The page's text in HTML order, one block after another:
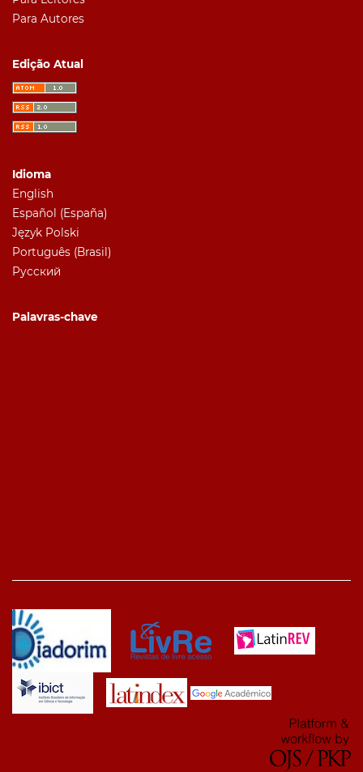
Para Autores
Edição Atual
Idioma
English
Español (España)
Język Polski
Português (Brasil)
Русский
Palavras-chave